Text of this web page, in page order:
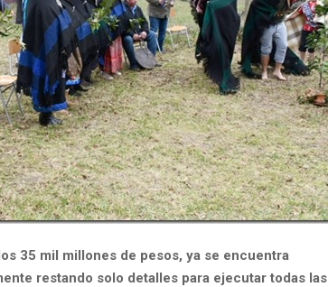
35 mil millones de pesos, ya se encuentra
restando solo detalles para ejecutar todas las